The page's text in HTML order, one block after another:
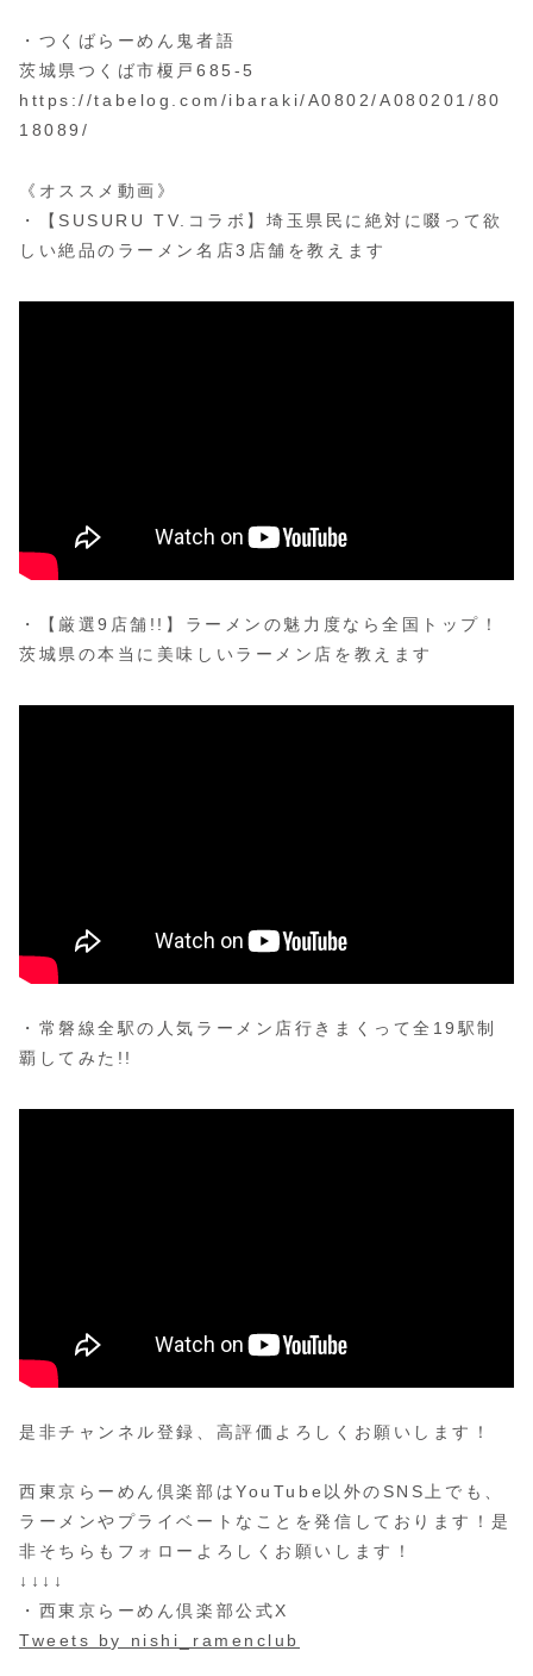
・つくばらーめん鬼者語
茨城県つくば市榎戸685-5
https://tabelog.com/ibaraki/A0802/A080201/80
18089/
《オススメ動画》
・【SUSURU TV.コラボ】埼玉県民に絶対に啜って欲
しい絶品のラーメン名店3店舗を教えます
・【厳選9店舗!!】ラーメンの魅力度なら全国トップ！
茨城県の本当に美味しいラーメン店を教えます
・常磐線全駅の人気ラーメン店行きまくって全19駅制
覇してみた!!
是非チャンネル登録、高評価よろしくお願いします！
西東京らーめん倶楽部はYouTube以外のSNS上でも、
ラーメンやプライベートなことを発信しております！是
非そちらもフォローよろしくお願いします！
↓↓↓↓
・西東京らーめん倶楽部公式X
Tweets by nishi_ramenclub